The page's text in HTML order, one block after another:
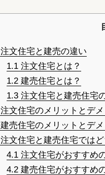
注文住宅と建売の違い
1.1注文住宅とは？
1.2建売住宅とは？
1.3注文住宅と建売住宅
注文住宅のメリットとデメ
建売住宅のメリットとデメ
注文住宅と建売住宅では
4.1注文住宅がおすすめ
4.2建売住宅がおすすめ